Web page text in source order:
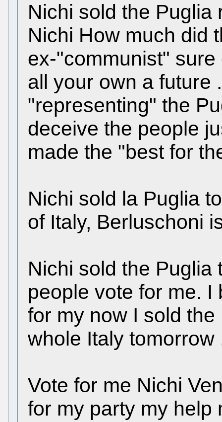
Nichi sold the Puglia
Nichi How much did
ex-"communist"
all your own a future
"representing" the
deceive the people
made the "best for
Nichi sold la Puglia
of Italy, Berluschoni
Nichi sold the Puglia
people vote for me.
for my now I sold
whole Italy tomorrow
Vote for me Nichi
for my party my help